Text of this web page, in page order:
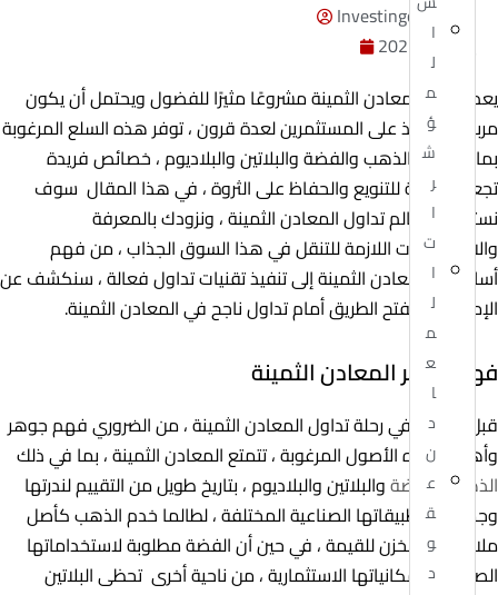
ا
ل
م
ؤ
ش
ر
ا
ت
ا
ل
م
ع
ا
د
ن
ع
ق
و
د
Investingor Admin
يونيو 3, 2023
يعد تداول المعادن الثمينة مشروعًا مثيرًا للفضول ويحتمل أن يكون
مربحًا استحوذ على المستثمرين لعدة قرون ، توفر هذه السلع المرغوبة
بما في ذلك الذهب والفضة والبلاتين والبلاديوم ، خصائص فريدة
تجعلها جذابة للتنويع والحفاظ على الثروة ، في هذا المقال سوف
نستكشف عالم تداول المعادن الثمينة ، ونزودك بالمعرفة
والاستراتيجيات اللازمة للتنقل في هذا السوق الجذاب ، من فهم
أساسيات المعادن الثمينة إلى تنفيذ تقنيات تداول فعالة ، سنكشف عن
الإمكانات ونفتح الطريق أمام تداول ناجح في المعادن الثمينة.
فهم جوهر المعادن الثمينة
قبل الشروع في رحلة تداول المعادن الثمينة ، من الضروري فهم جوهر
وأهمية هذه الأصول المرغوبة ، تتمتع المعادن الثمينة ، بما في ذلك
الذهب والفضةوالبلاتين والبلاديوم ، بتاريخ طويل من التقييم لندرتها
وجمالها وتطبيقاتها الصناعية المختلفة ، لطالما خدم الذهب كأصل
ملاذ آمن ومخزن للقيمة ، في حين أن الفضة مطلوبة لاستخداماتها
الصناعية وإمكانياتها الاستثمارية ، من ناحية أخرى تحظى البلاتين